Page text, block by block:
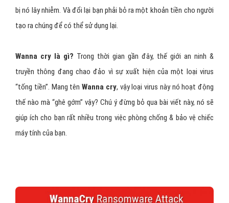
bị nó lây nhiễm. Và đổi lại bạn phải bỏ ra một khoản tiền cho người
tạo ra chúng để có thể sử dụng lại.
Wanna cry là gì? Trong thời gian gần đây, thế giới an ninh &
truyền thông đang chao đảo vì sự xuất hiện của một loại virus
“tống tiền”. Mang tên Wanna cry, vậy loại virus này nó hoạt động
thế nào mà “ghê gớm” vậy? Chú ý đừng bỏ qua bài viết này, nó sẽ
giúp ích cho bạn rất nhiều trong việc phòng chống & bảo vệ chiếc
máy tính của bạn.